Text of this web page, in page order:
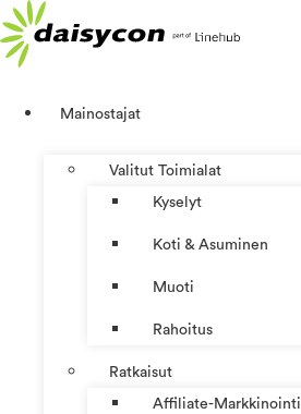
Mene
sisältöön
Mainostajat
Valitut Toimialat
Kyselyt
Koti & Asuminen
Muoti
Rahoitus
Ratkaisut
Affiliate-Markkinointi